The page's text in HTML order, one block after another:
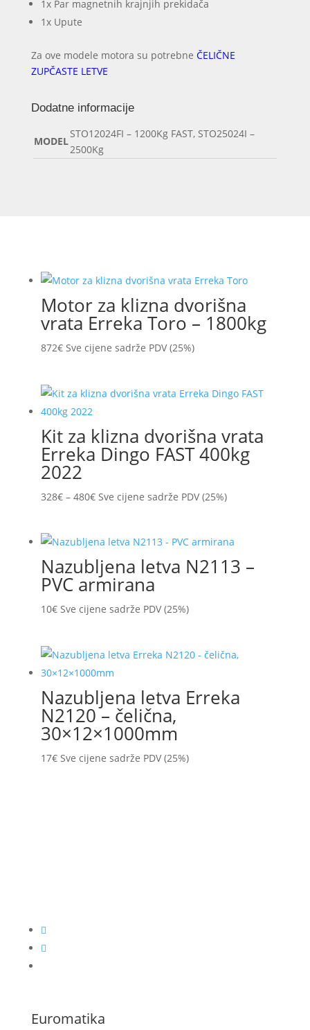
1x Par magnetnih krajnjih prekidača
1x Upute
Za ove modele motora su potrebne ČELIČNE
ZUPČASTE LETVE
Dodatne informacije
MODEL
STO12024FI – 1200Kg FAST, STO25024I –
2500Kg
Motor za klizna dvorišna
vrata Erreka Toro – 1800kg
872€ Sve cijene sadrže PDV (25%)
Kit za klizna dvorišna vrata
Erreka Dingo FAST 400kg
2022
328€ – 480€Raspon
328€
do
480€
Sve cijene sadrže PDV (25%)
Nazubljena letva N2113 –
PVC armirana
10€ Sve cijene sadrže PDV (25%)
Nazubljena letva Erreka
N2120 – čelična,
30×12×1000mm
17€ Sve cijene sadrže PDV (25%)
Euromatika